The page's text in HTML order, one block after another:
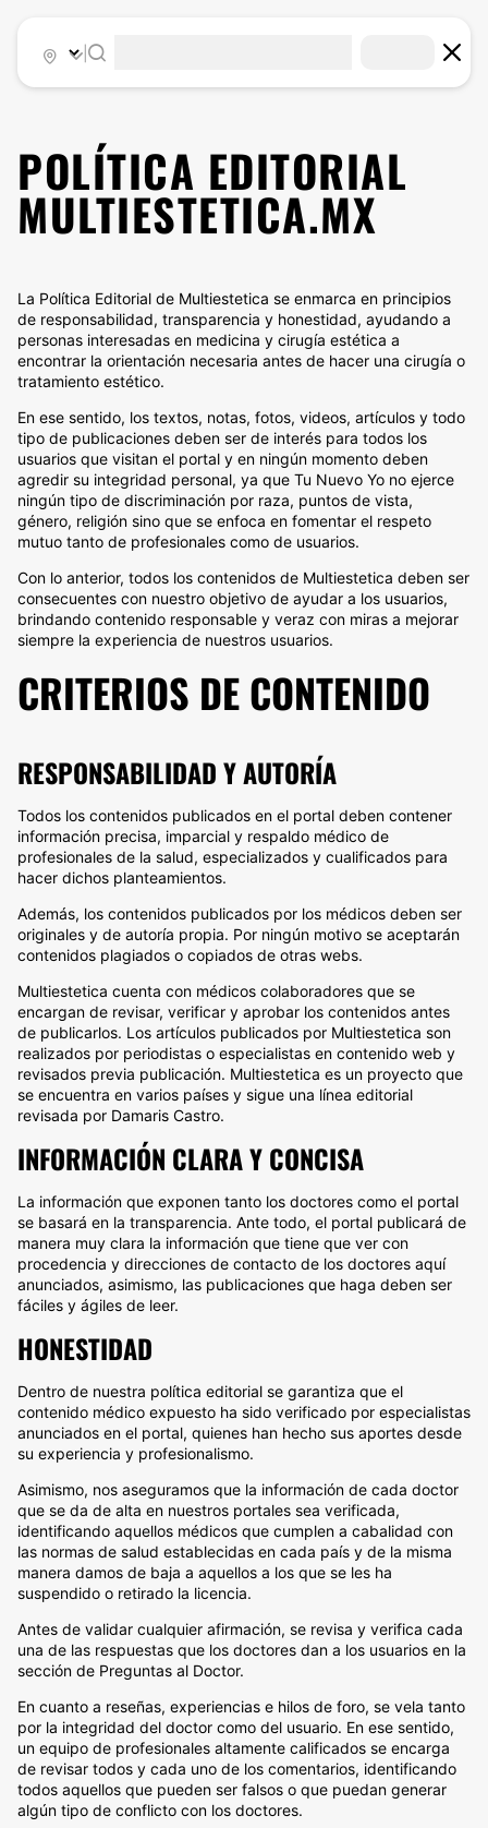
POLÍTICA EDITORIAL
MULTIESTETICA.MX
La Política Editorial de Multiestetica se enmarca en principios
de responsabilidad, transparencia y honestidad, ayudando a
personas interesadas en medicina y cirugía estética a
encontrar la orientación necesaria antes de hacer una cirugía o
tratamiento estético.
En ese sentido, los textos, notas, fotos, videos, artículos y todo
tipo de publicaciones deben ser de interés para todos los
usuarios que visitan el portal y en ningún momento deben
agredir su integridad personal, ya que Tu Nuevo Yo no ejerce
ningún tipo de discriminación por raza, puntos de vista,
género, religión sino que se enfoca en fomentar el respeto
mutuo tanto de profesionales como de usuarios.
Con lo anterior, todos los contenidos de Multiestetica deben ser
consecuentes con nuestro objetivo de ayudar a los usuarios,
brindando contenido responsable y veraz con miras a mejorar
siempre la experiencia de nuestros usuarios.
CRITERIOS DE CONTENIDO
RESPONSABILIDAD Y AUTORÍA
Todos los contenidos publicados en el portal deben contener
información precisa, imparcial y respaldo médico de
profesionales de la salud, especializados y cualificados para
hacer dichos planteamientos.
Además, los contenidos publicados por los médicos deben ser
originales y de autoría propia. Por ningún motivo se aceptarán
contenidos plagiados o copiados de otras webs.
Multiestetica cuenta con médicos colaboradores que se
encargan de revisar, verificar y aprobar los contenidos antes
de publicarlos. Los artículos publicados por Multiestetica son
realizados por periodistas o especialistas en contenido web y
revisados previa publicación. Multiestetica es un proyecto que
se encuentra en varios países y sigue una línea editorial
revisada por Damaris Castro.
INFORMACIÓN CLARA Y CONCISA
La información que exponen tanto los doctores como el portal
se basará en la transparencia. Ante todo, el portal publicará de
manera muy clara la información que tiene que ver con
procedencia y direcciones de contacto de los doctores aquí
anunciados, asimismo, las publicaciones que haga deben ser
fáciles y ágiles de leer.
HONESTIDAD
Dentro de nuestra política editorial se garantiza que el
contenido médico expuesto ha sido verificado por especialistas
anunciados en el portal, quienes han hecho sus aportes desde
su experiencia y profesionalismo.
Asimismo, nos aseguramos que la información de cada doctor
que se da de alta en nuestros portales sea verificada,
identificando aquellos médicos que cumplen a cabalidad con
las normas de salud establecidas en cada país y de la misma
manera damos de baja a aquellos a los que se les ha
suspendido o retirado la licencia.
Antes de validar cualquier afirmación, se revisa y verifica cada
una de las respuestas que los doctores dan a los usuarios en la
sección de Preguntas al Doctor.
En cuanto a reseñas, experiencias e hilos de foro, se vela tanto
por la integridad del doctor como del usuario. En ese sentido,
un equipo de profesionales altamente calificados se encarga
de revisar todos y cada uno de los comentarios, identificando
todos aquellos que pueden ser falsos o que puedan generar
algún tipo de conflicto con los doctores.